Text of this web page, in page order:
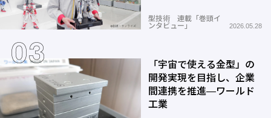
型技術 連載「巻頭イ
ンタビュー」
2026.05.28
「宇宙で使える金型」の
開発実現を目指し、企業
間連携を推進―ワールド
工業